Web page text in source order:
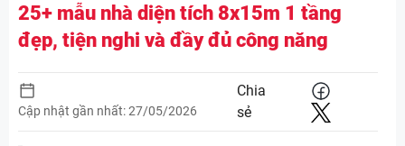
25+ mẫu nhà diện tích 8x15m 1 tầng
đẹp, tiện nghi và đầy đủ công năng
Cập nhật gần nhất: 27/05/2026
Chia
sẻ